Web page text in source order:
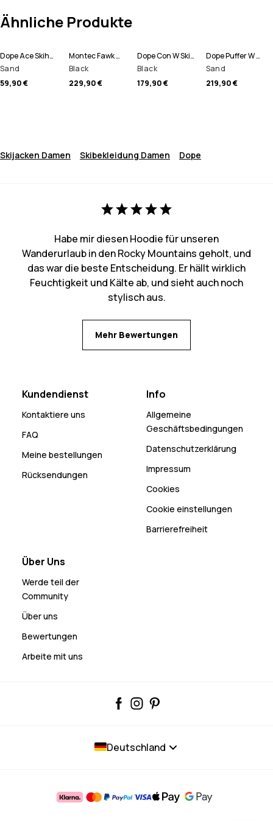
Ähnliche Produkte
Dope Ace Skihandschuhe
Sand
59,90 €
Montec Fawk W Skihose Damen
Black
229,90 €
Dope Con W Skihose Damen
Black
179,90 €
Dope Puffer W Full Zip Skijacke Damen
Sand
219,90 €
Skijacken Damen Skibekleidung Damen Dope
Habe mir diesen Hoodie für unseren
Wanderurlaub in den Rocky Mountains geholt, und
das war die beste Entscheidung. Er hällt wirklich
Feuchtigkeit und Kälte ab, und sieht auch noch
stylisch aus.
Mehr Bewertungen
Kundendienst
Kontaktiere uns
FAQ
Meine bestellungen
Rücksendungen
Info
Allgemeine
Geschäftsbedingungen
Datenschutzerklärung
Impressum
Cookies
Cookie einstellungen
Barrierefreiheit
Über Uns
Werde teil der
Community
Über uns
Bewertungen
Arbeite mit uns
Deutschland